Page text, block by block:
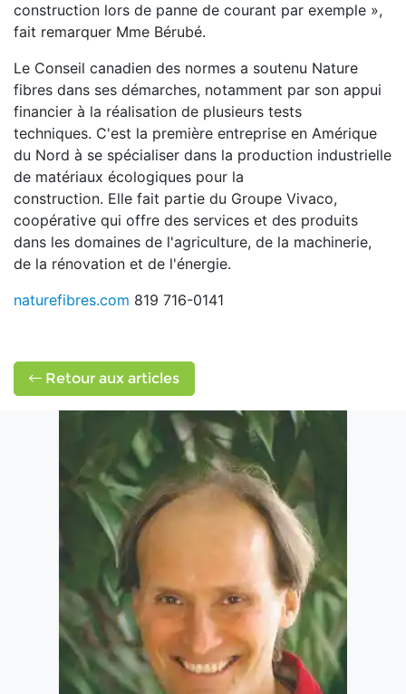
construction lors de panne de courant par exemple »,
fait remarquer Mme Bérubé.
Le Conseil canadien des normes a soutenu Nature
fibres dans ses démarches, notamment par son appui
financier à la réalisation de plusieurs tests
techniques. C'est la première entreprise en Amérique
du Nord à se spécialiser dans la production industrielle
de matériaux écologiques pour la
construction. Elle fait partie du Groupe Vivaco,
coopérative qui offre des services et des produits
dans les domaines de l'agriculture, de la machinerie,
de la rénovation et de l'énergie.
naturefibres.com 819 716-0141
Retour aux articles